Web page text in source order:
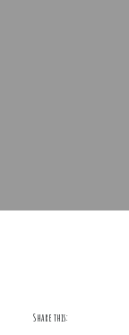
Share this: